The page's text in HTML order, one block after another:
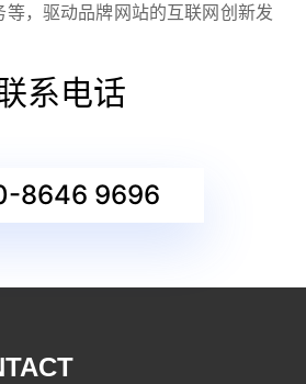
，驱动品牌网站的互联网创新发
系电话
8646 9696